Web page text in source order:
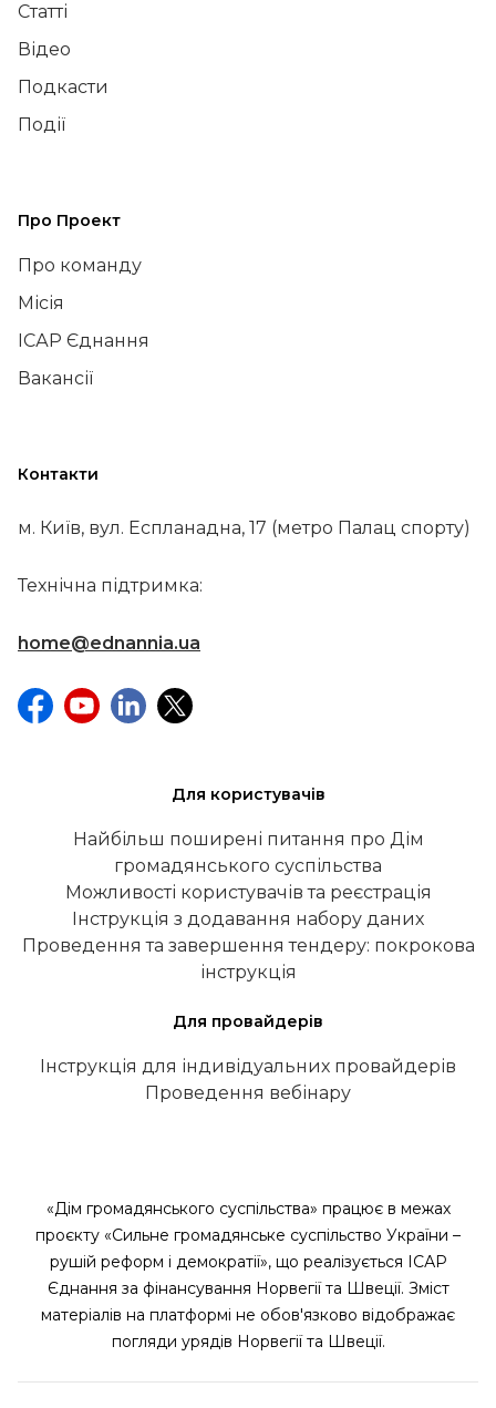
Статті
Відео
Подкасти
Події
Про Проект
Про команду
Місія
ІСАР Єднання
Вакансії
Контакти
м. Київ, вул. Еспланадна, 17 (метро Палац спорту)
Технічна підтримка:
home@ednannia.ua
Для користувачів
Найбільш поширені питання про Дім
громадянського суспільства
Можливості користувачів та реєстрація
Інструкція з додавання набору даних
Проведення та завершення тендеру: покрокова
інструкція
Для провайдерів
Інструкція для індивідуальних провайдерів
Проведення вебінару
«Дім громадянського суспільства» працює в межах
проєкту «Сильне громадянське суспільство України –
рушій реформ і демократії», що реалізується ІСАР
Єднання за фінансування Норвегії та Швеції. Зміст
матеріалів на платформі не обов'язково відображає
погляди урядів Норвегії та Швеції.